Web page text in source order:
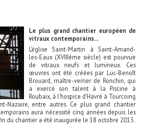
Le plus grand chantier européen de
vitraux contemporains…
L’église Saint-Martin à Saint-Amand-
les-Eaux (XVIIIème siècle) est pourvue
de vitraux neufs et lumineux. Ces
œuvres ont été créées par Luc-Benoît
Brouard, maître-verrier de Ronchin, qui
a exercé son talent à la Piscine à
Roubaix, à l’hospice d’Havré à Tourcoing
Nazaire, entre autres. Ce plus grand chantier
aura nécessité cinq années depuis les
du chantier a été inaugurée le 18 octobre 2013.